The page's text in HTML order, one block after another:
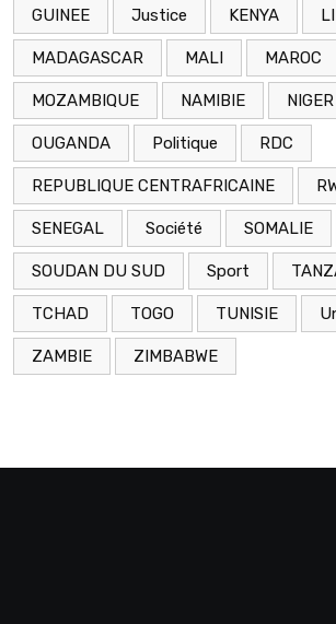
GUINEE Justice KENYA
MADAGASCAR MALI MAROC
MOZAMBIQUE NAMIBIE NIGER
OUGANDA Politique RDC
REPUBLIQUE CENTRAFRICAINE
SENEGAL Société SOMALIE
SOUDAN DU SUD Sport
TCHAD TOGO TUNISIE
ZAMBIE ZIMBABWE